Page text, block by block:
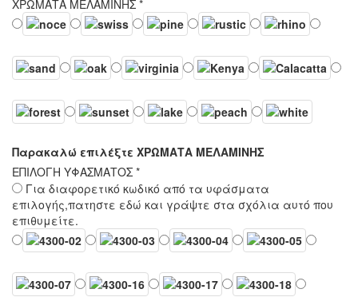
ΧΡΩΜΑΤΑ ΜΕΛΑΜΙΝΗΣ *
Παρακαλώ επιλέξτε ΧΡΩΜΑΤΑ ΜΕΛΑΜΙΝΗΣ
ΕΠΙΛΟΓΗ ΥΦΑΣΜΑΤΟΣ *
Για διαφορετικό κωδικό από τα υφάσματα
επιλογής,πατηστε εδώ και γράψτε στα σχόλια αυτό που
επιθυμείτε.